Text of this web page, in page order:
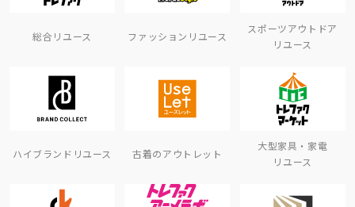
総合リユース ファッションリユース
スポーツアウトドア
リユース
ハイブランドリユース 古着のアウトレット
大型家具・家電
リユース